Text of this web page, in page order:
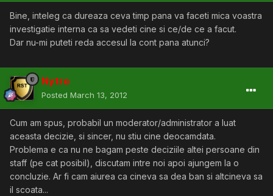
Bine, inteleg ca dureaza ceva timp pana va faceti mica voastra
investigatie interna ca sa vedeti cine si ce/de ce a facut.
Dar nu-mi puteti reda accesul la cont pana atunci?
Nytro
Posted March 13, 2012
Cum am spus, probabil un moderator/administrator a luat
aceasta decizie, si sincer, nu stiu cine deocamdata.
Problema e ca nu ne bagam peste deciziile altei persoane din
staff (pe cat posibil), discutam intre noi apoi ajungem la o
concluzie. Ar fi cam aiurea ca cineva sa dea ban si altcineva sa
il scoata...